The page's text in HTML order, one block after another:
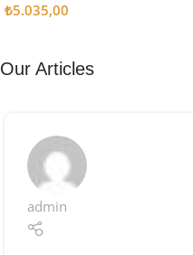
₺5.035,00
Our Articles
admin